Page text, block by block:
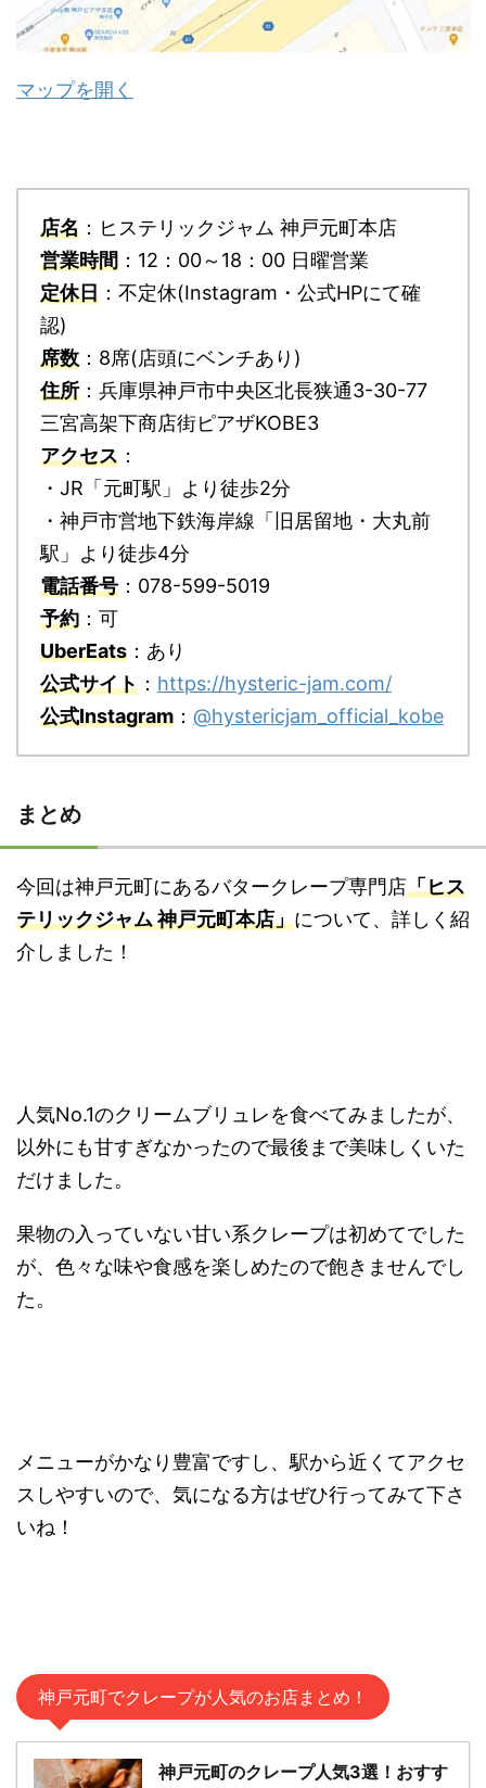
マップを開く
店名 ：ヒステリックジャム 神戸元町本店
営業時間 ：12：00～18：00 日曜営業
定休日 ：不定休(Instagram・公式HPにて確
認)
席数 ：8席(店頭にベンチあり)
住所 ：兵庫県神戸市中央区北長狭通3-30-77
三宮高架下商店街ピアザKOBE3
アクセス ：
・JR「元町駅」より徒歩2分
・神戸市営地下鉄海岸線「旧居留地・大丸前
駅」より徒歩4分
電話番号 ：078-599-5019
予約 ：可
UberEats ：あり
公式サイト ： https://hysteric-jam.com/
公式Instagram ： @hystericjam_official_kobe
まとめ
今回は神戸元町にあるバタークレープ専門店「ヒス
テリックジャム 神戸元町本店」について、詳しく紹
介しました！
人気No.1のクリームブリュレを食べてみましたが、
以外にも甘すぎなかったので最後まで美味しくいた
だけました。
果物の入っていない甘い系クレープは初めてでした
が、色々な味や食感を楽しめたので飽きませんでし
た。
メニューがかなり豊富ですし、駅から近くてアクセ
スしやすいので、気になる方はぜひ行ってみて下さ
いね！
神戸元町でクレープが人気のお店まとめ！
神戸元町のクレープ人気3選！おすす